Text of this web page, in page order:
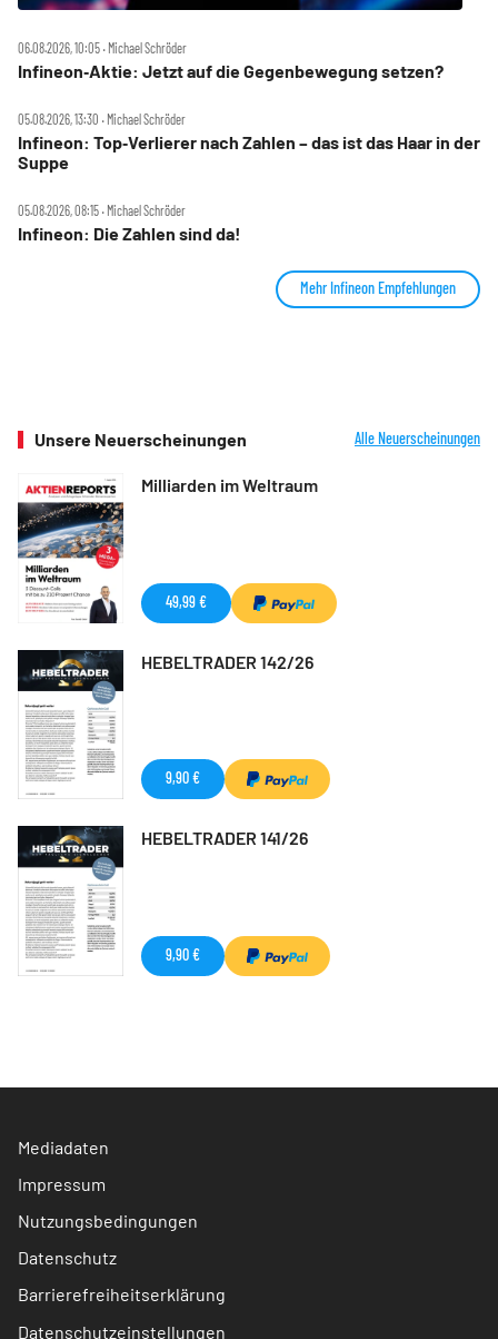
06.08.2026, 10:05 ‧ Michael Schröder
Infineon‑Aktie: Jetzt auf die Gegenbewegung setzen?
05.08.2026, 13:30 ‧ Michael Schröder
Infineon: Top‑Verlierer nach Zahlen – das ist das Haar in der
Suppe
05.08.2026, 08:15 ‧ Michael Schröder
Infineon: Die Zahlen sind da!
Mehr Infineon Empfehlungen
Unsere Neuerscheinungen Alle Neuerscheinungen
Milliarden im Weltraum
49,99 €
HEBELTRADER 142/26
9,90 €
HEBELTRADER 141/26
9,90 €
Mediadaten
Impressum
Nutzungsbedingungen
Datenschutz
Barrierefreiheitserklärung
Datenschutzeinstellungen